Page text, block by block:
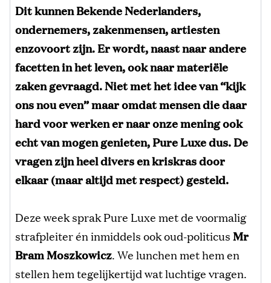
Dit kunnen Bekende Nederlanders,
ondernemers, zakenmensen, artiesten
enzovoort zijn. Er wordt, naast naar andere
facetten in het leven, ook naar materiële
zaken gevraagd. Niet met het idee van “kijk
ons nou even” maar omdat mensen die daar
hard voor werken er naar onze mening ook
echt van mogen genieten, Pure Luxe dus. De
vragen zijn heel divers en kriskras door
elkaar (maar altijd met respect) gesteld.
Deze week sprak Pure Luxe met de voormalig
strafpleiter én inmiddels ook oud-politicusMr
Bram Moszkowicz. We lunchen met hem en
stellen hem tegelijkertijd wat luchtige vragen.